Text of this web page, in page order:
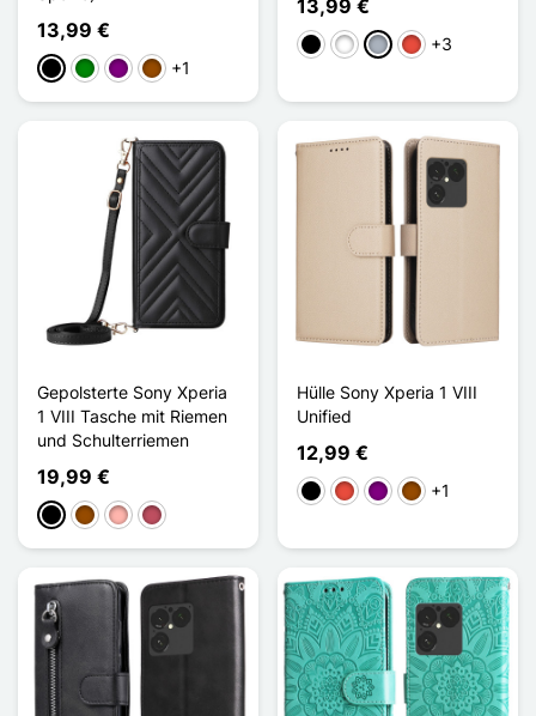
13,99 €
Schwarz
GrünViolettBraun
+1
13,99 €
Schwarz
WeißGrauRot +3
Gepolsterte Sony Xperia
1 VIII Tasche mit Riemen
und Schulterriemen
19,99 €
Schwarz
BraunRoségoldDunkelrosa
Hülle Sony Xperia 1 VIII
Unified
12,99 €
Schwarz
Rot ViolettBraun
+1